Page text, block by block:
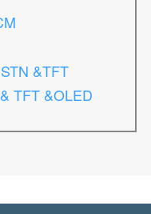
&TFT
TFT &OLED